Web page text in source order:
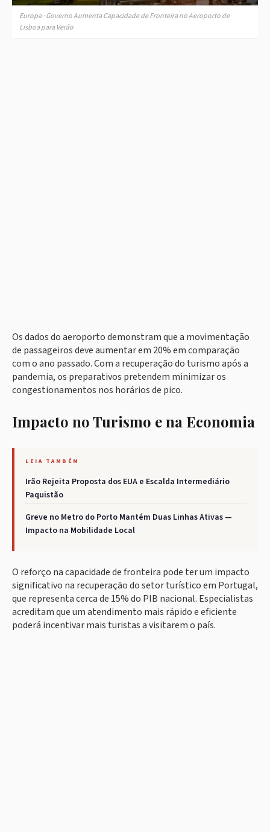
Europa · Governo Aumenta Capacidade de Fronteira no Aeroporto de
Lisboa para Verão
Os dados do aeroporto demonstram que a movimentação
de passageiros deve aumentar em 20% em comparação
com o ano passado. Com a recuperação do turismo após a
pandemia, os preparativos pretendem minimizar os
congestionamentos nos horários de pico.
Impacto no Turismo e na Economia
LEIA TAMBÉM
Irão Rejeita Proposta dos EUA e Escalda Intermediário
Paquistão
Greve no Metro do Porto Mantém Duas Linhas Ativas —
Impacto na Mobilidade Local
O reforço na capacidade de fronteira pode ter um impacto
significativo na recuperação do setor turístico em Portugal,
que representa cerca de 15% do PIB nacional. Especialistas
acreditam que um atendimento mais rápido e eficiente
poderá incentivar mais turistas a visitarem o país.